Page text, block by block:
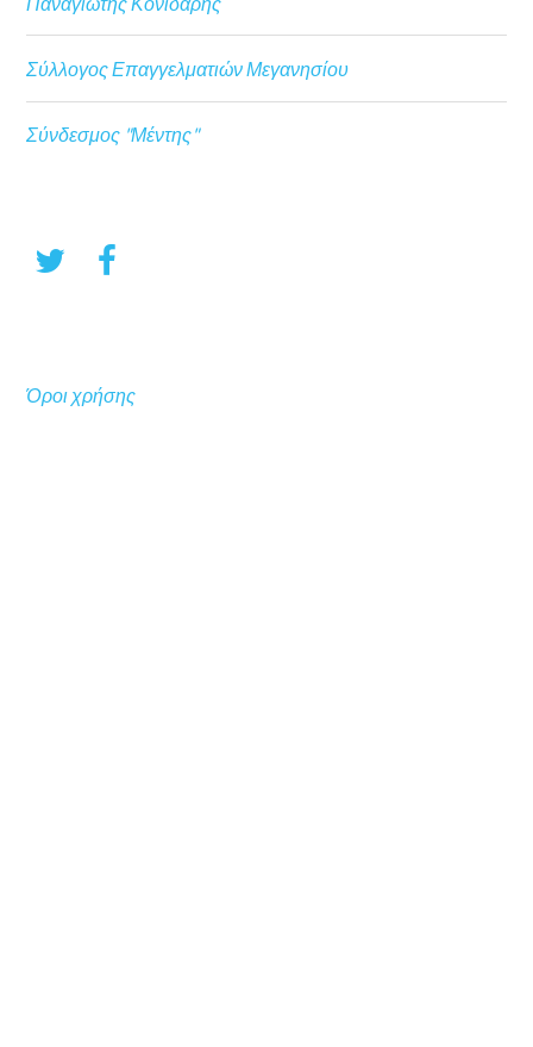
Σύλλογος Επαγγελματιών Μεγανησίου
Σύνδεσμος "Μέντης"
Όροι χρήσης